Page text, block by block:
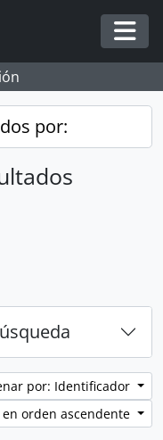
por:
por: Identificador
orden ascendente